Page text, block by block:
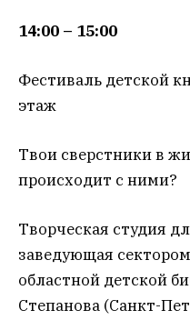
14:00 – 15:00
Фестиваль детской
этаж
Твои сверстники в
происходит с ними?
Творческая студия
заведующая
областной детской
Степанова (Санкт-